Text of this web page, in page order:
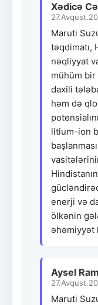
Xədicə
Maruti
təqdimatı,
nəqliyyat
mühüm bir
daxili
həm də
litium-ion
enerji və
ölkənin
əhəmiyyət
Aysel
Maruti